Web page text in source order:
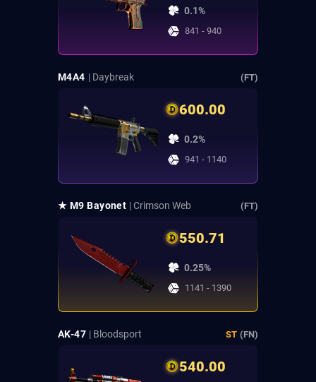
0.1%
841 - 940
M4A4 | Daybreak (FT)
600.00
0.2%
941 - 1140
★ M9 Bayonet | Crimson Web (FT)
550.71
0.25%
1141 - 1390
AK-47 | Bloodsport ST (FN)
540.00